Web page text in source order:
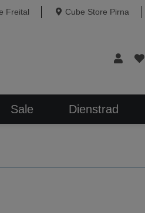
Freital Cube Store Pirna
Sale Dienstrad